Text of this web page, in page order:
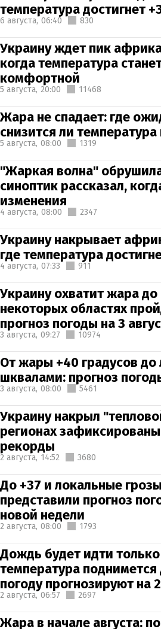
температура достигнет
6 августа, 06:40 830
Украину ждет пик
когда температура
комфортной
5 августа, 20:00 11468
Жара не спадает: где
снизится ли
5 августа, 08:00 1319
"Жаркая волна"
синоптик рассказал,
изменения
4 августа, 08:00 2347
Украину накрывает
где температура
4 августа, 07:33 911
Украину охватит жара до
некоторых областях
прогноз погоды на 3
3 августа, 09:27 10974
От жары +40 градусов до
шквалами: прогноз
3 августа, 08:00 5461
Украину накрыл
регионах
рекорды
2 августа, 14:52 3680
До +37 и локальные
представили прогноз
новой недели
2 августа, 08:00 1793
Дождь будет идти
температура
погоду прогнозируют на
2 августа, 06:57 2697
Жара в начале августа: